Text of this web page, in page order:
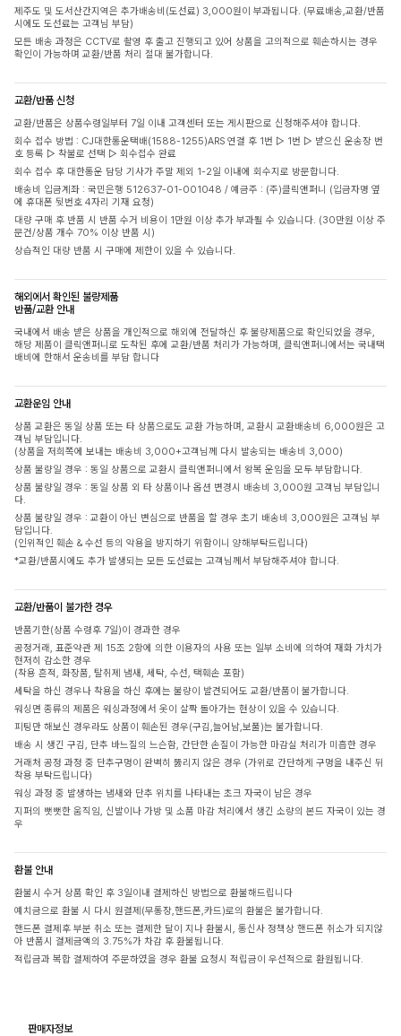
제주도 및 도서산간지역은 추가배송비(도선료) 3,000원이 부과됩니다. (무료배송,교환/반품
시에도 도선료는 고객님 부담)
모든 배송 과정은 CCTV로 촬영 후 출고 진행되고 있어 상품을 고의적으로 훼손하시는 경우
확인이 가능하며 교환/반품 처리 절대 불가합니다.
교환/반품 신청
교환/반품은 상품수령일부터 7일 이내 고객센터 또는 게시판으로 신청해주셔야 합니다.
회수 접수 방법 : CJ대한통운택배(1588-1255)ARS 연결 후 1번 ▷ 1번 ▷ 받으신 운송장 번
호 등록 ▷ 착불로 선택 ▷ 회수접수 완료
회수 접수 후 대한통운 담당 기사가 주말 제외 1-2일 이내에 회수지로 방문합니다.
배송비 입금계좌 : 국민은행 512637-01-001048 / 예금주 : (주)클릭앤퍼니 (입금자명 옆
에 휴대폰 뒷번호 4자리 기재 요청)
대량 구매 후 반품 시 반품 수거 비용이 1만원 이상 추가 부과될 수 있습니다. (30만원 이상 주
문건/상품 개수 70% 이상 반품 시)
상습적인 대량 반품 시 구매에 제한이 있을 수 있습니다.
해외에서 확인된 불량제품
반품/교환 안내
국내에서 배송 받은 상품을 개인적으로 해외에 전달하신 후 불량제품으로 확인되었을 경우,
해당 제품이 클릭앤퍼니로 도착된 후에 교환/반품 처리가 가능하며, 클릭앤퍼니에서는 국내택
배비에 한해서 운송비를 부담 합니다
교환운임 안내
상품 교환은 동일 상품 또는 타 상품으로도 교환 가능하며, 교환시 교환배송비 6,000원은 고
객님 부담입니다.
(상품을 저희쪽에 보내는 배송비 3,000+고객님께 다시 발송되는 배송비 3,000)
상품 불량일 경우 : 동일 상품으로 교환시 클릭앤퍼니에서 왕복 운임을 모두 부담합니다.
상품 불량일 경우 : 동일 상품 외 타 상품이나 옵션 변경시 배송비 3,000원 고객님 부담입니
다.
상품 불량일 경우 : 교환이 아닌 변심으로 반품을 할 경우 초기 배송비 3,000원은 고객님 부
담입니다.
(인위적인 훼손 & 수선 등의 악용을 방지하기 위함이니 양해부탁드립니다)
*교환/반품시에도 추가 발생되는 모든 도선료는 고객님께서 부담해주셔야 합니다.
교환/반품이 불가한 경우
반품기한(상품 수령후 7일)이 경과한 경우
공정거래, 표준약관 제 15조 2항에 의한 이용자의 사용 또는 일부 소비에 의하여 재화 가치가
현저히 감소한 경우
(착용 흔적, 화장품, 탈취제 냄새, 세탁, 수선, 택훼손 포함)
세탁을 하신 경우나 착용을 하신 후에는 불량이 발견되어도 교환/반품이 불가합니다.
워싱면 종류의 제품은 워싱과정에서 옷이 살짝 돌아가는 현상이 있을 수 있습니다.
피팅만 해보신 경우라도 상품이 훼손된 경우(구김,늘어남,보풀)는 불가합니다.
배송 시 생긴 구김, 단추 바느질의 느슨함, 간단한 손질이 가능한 마감실 처리가 미흡한 경우
거래처 공정 과정 중 단추구멍이 완벽히 뚫리지 않은 경우 (가위로 간단하게 구멍을 내주신 뒤
착용 부탁드립니다)
워싱 과정 중 발생하는 냄새와 단추 위치를 나타내는 초크 자국이 남은 경우
지퍼의 뻣뻣한 움직임, 신발이나 가방 및 소품 마감 처리에서 생긴 소량의 본드 자국이 있는 경
우
환불 안내
환불시 수거 상품 확인 후 3일이내 결제하신 방법으로 환불해드립니다
예치금으로 환불 시 다시 원결제(무통장,핸드폰,카드)로의 환불은 불가합니다.
핸드폰 결제후 부분 취소 또는 결제한 달이 지나 환불시, 통신사 정책상 핸드폰 취소가 되지않
아 반품시 결제금액의 3.75%가 차감 후 환불됩니다.
적립금과 복합 결제하여 주문하였을 경우 환불 요청시 적립금이 우선적으로 환원됩니다.
판매자정보